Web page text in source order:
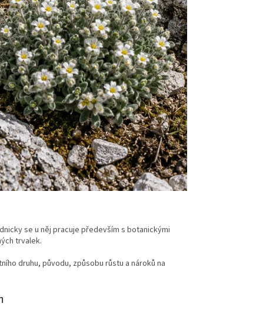
se u něj pracuje především s botanickými
trvalek.
druhu, původu, způsobu růstu a nároků na